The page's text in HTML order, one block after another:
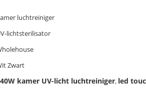
luchtreiniger
lichtsterilisator
Zwart
kamer UV-licht luchtreiniger, led